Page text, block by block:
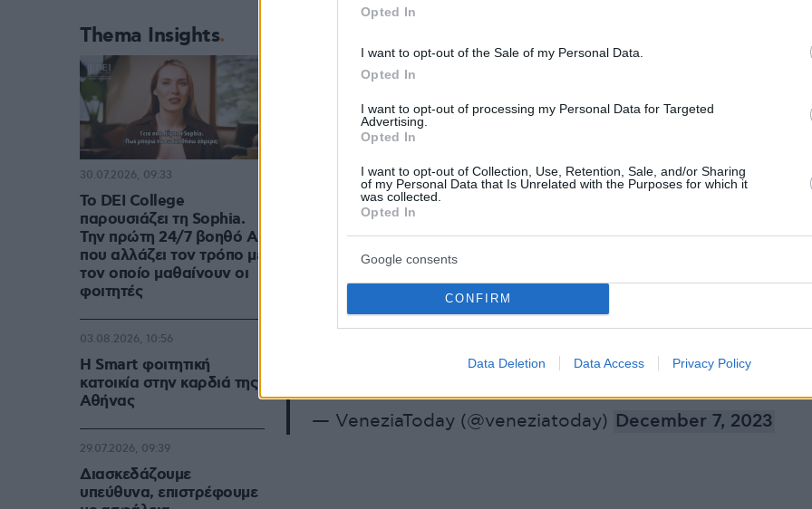
Opted In
I want to opt-out of the Sale of my Personal Data.
Opted In
I want to opt-out of processing my Personal Data for Targeted
Advertising.
Opted In
I want to opt-out of Collection, Use, Retention, Sale, and/or Sharing
of my Personal Data that Is Unrelated with the Purposes for which it
was collected.
Opted In
Google consents
CONFIRM
Data Deletion Data Access Privacy Policy
🔴 Activistas climáticos lanzan barro a la fachada de la basílica
San Marcos en Venecia en una protesta que ha acabado con 6
detenidoshttps://t.co/Z6HtXUtAYe
— Europa Press (@europapress)December 7, 2023
https://t.co/Jmf30nf8GS
— VeneziaToday (@veneziatoday) December 7, 2023
Thema Insights
Το DEI College
παρουσιάζει τη Sophia.
Την πρώτη 24/7 βοηθό AI
που αλλάζει τον τρόπο με
τον οποίο μαθαίνουν οι
φοιτητές
30.07.2026, 09:33
Η Smart φοιτητική
κατοικία στην καρδιά της
Αθήνας
03.08.2026, 10:56
Διασκεδάζουμε
υπεύθυνα, επιστρέφουμε
29.07.2026, 09:39